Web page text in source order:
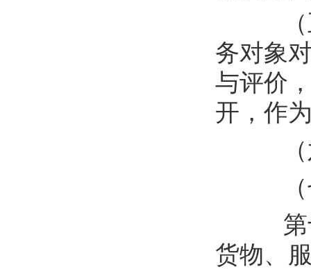
务对象
与评价
开，作
货物、